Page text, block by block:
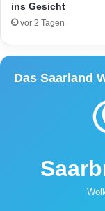
e
h
ins Gesicht
vor 2 Tagen
Das Saarland